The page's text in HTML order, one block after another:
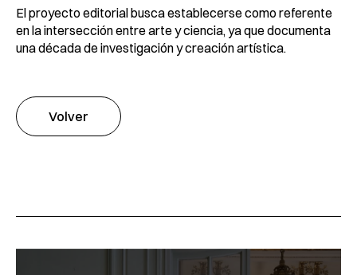
El proyecto editorial busca establecerse como referente
en la intersección entre arte y ciencia, ya que documenta
una década de investigación y creación artística.
Volver